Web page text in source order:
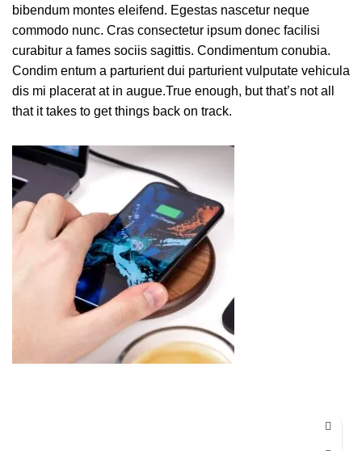
bibendum montes eleifend. Egestas nascetur neque
commodo nunc. Cras consectetur ipsum donec facilisi
curabitur a fames sociis sagittis. Condimentum conubia.
Condim entum a parturient dui parturient vulputate vehicula
dis mi placerat at in augue.True enough, but that’s not all
that it takes to get things back on track.